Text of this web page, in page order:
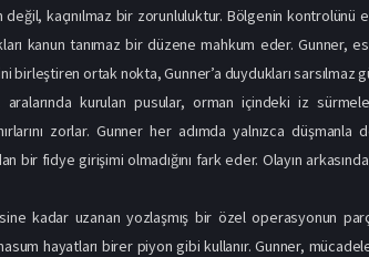
kaçınılmaz bir zorunluluktur. Bölgenin
kanun tanımaz bir düzene mahkum eder. Gunner,
ortak nokta, Gunner’a duydukları sarsılmaz
kurulan pusular, orman içindeki iz
zorlar. Gunner her adımda yalnızca düşmanla
bir fidye girişimi olmadığını fark eder. Olayın
kadar uzanan yozlaşmış bir özel operasyonun
hayatları birer piyon gibi kullanır. Gunner,